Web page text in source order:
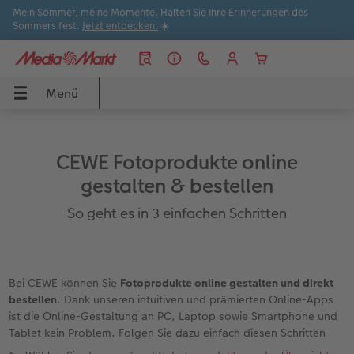
Mein Sommer, meine Momente. Halten Sie Ihre Erinnerungen des
Sommers fest. Jetzt entdecken. ☀️
Menü
Menü
Übersicht
Formate
Einbände
Veredelung
Übersicht
Fotoleinwand
Posterleiste
Rahmen
Übersicht
Fotoabzüge
Foto im Rahmen
Matte Prints
Übersicht
Produktvielfalt
Filialsuche
Express-Foto
Übersicht
Geschenkideen
Fotopuzzle
Foto Memo
Übersicht
Einladungen
Hochzeitskarten
Geburtstagskarten
Übersicht
iPhone Hüllen
Google Pixel Hüllen
Xiaomi Hüllen
Übersicht
Wandkalender
Terminkalender
Wochenkalender
Übersicht
Sommermomente
Inspiration
Geburtstagsgeschenke
Übersicht Bestellwege
CEWE Fotowelt Software
Online gestalten
CEWE myPhotos
CEWE Fotoprodukte online
gestalten & bestellen
So geht es in 3 einfachen Schritten
Bei CEWE können Sie Fotoprodukte online gestalten und direkt
bestellen. Dank unseren intuitiven und prämierten Online-Apps
ist die Online-Gestaltung an PC, Laptop sowie Smartphone und
Tablet kein Problem. Folgen Sie dazu einfach diesen Schritten